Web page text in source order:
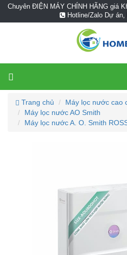
Chuyên ĐIỆN MÁY CHÍNH HÃNG giá
Hotline/Zalo Dự
Trang chủ
Máy lọc nước cao
Máy lọc nước AO Smith
Máy lọc nước A. O. Smith